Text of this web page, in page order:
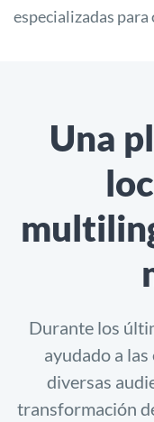
especializadas
Una
Durante los
ayudado a
diversas
transformación